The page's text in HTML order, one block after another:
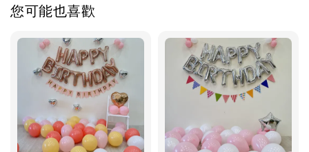
您可能也喜歡